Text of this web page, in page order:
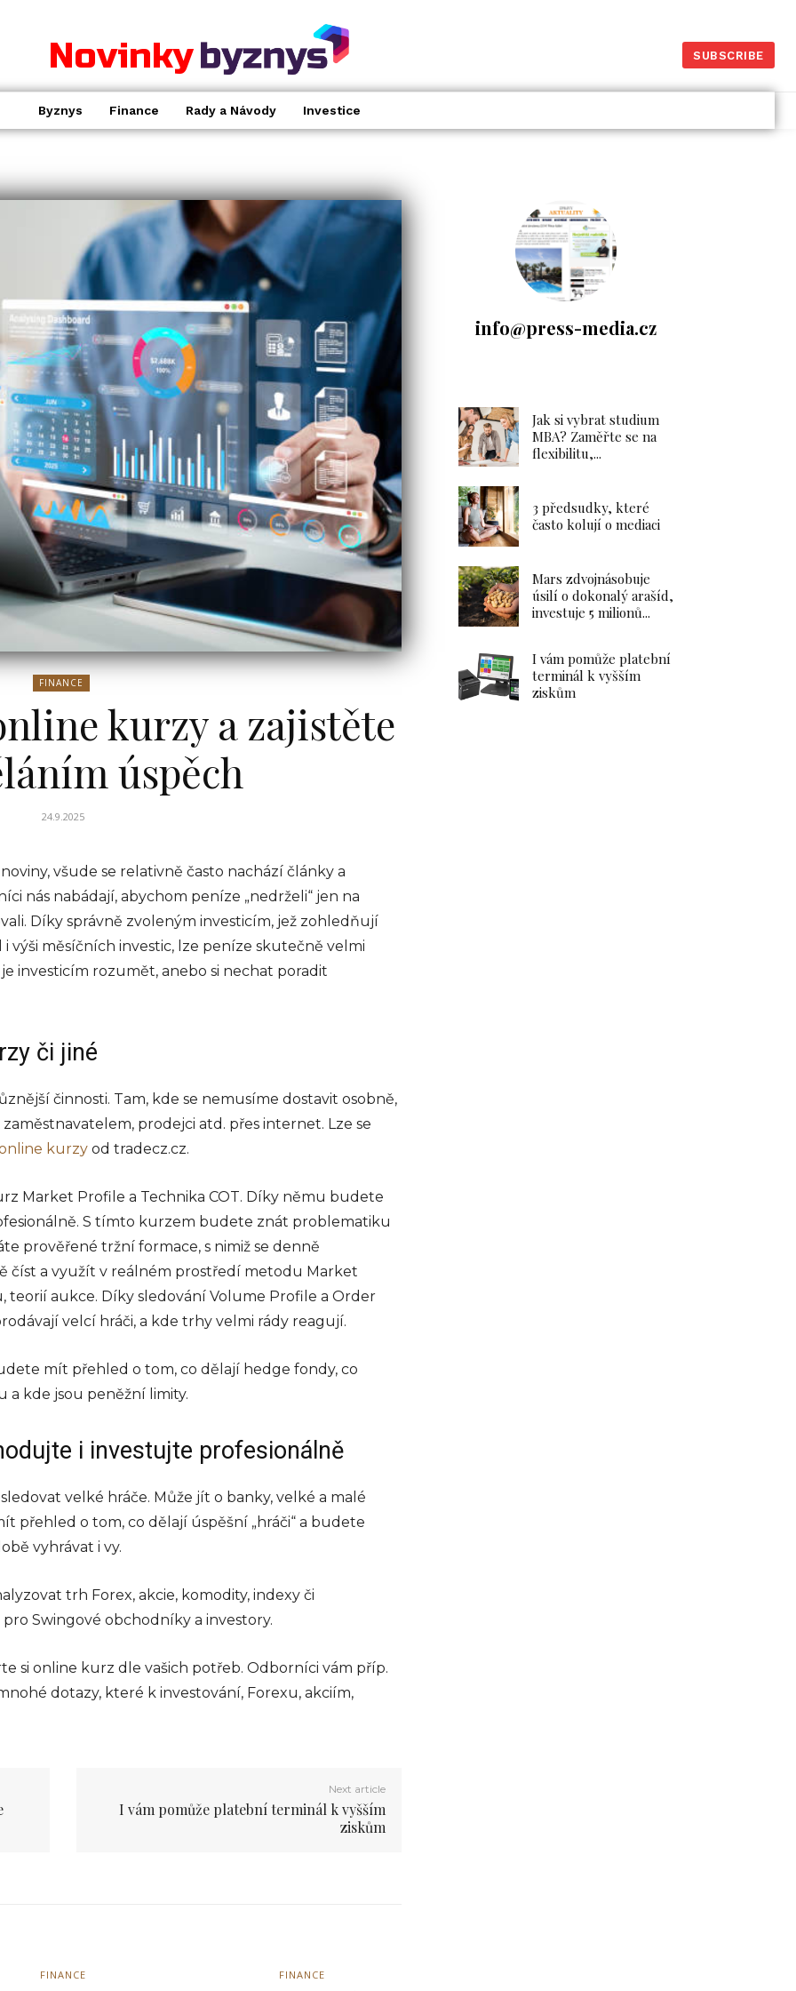
v
BYZNYS
Politika EU při zdanění energie
není v souladu s cíli v oblasti
klimatu
Katka 1.2.2022
Dlouhodobý investiční
produkt – Portu vs.
26.1.2025
produkt – Portu vs.
Fondee
Investice 26.1.2025
Bydlení
se
BYZNYS
Koučink, firemní
koučink a
manažerský
koučink
Firemní koučink představuje
účinný nástroj pro systematický
rozvoj pracovníků a zvyšování
výkonnosti organizací. Jde o
strukturovaný proces, který
info@press-media.cz 26.5.2025
Interiér
Zahrada
Dlouhodobý
investiční
produkt – Portu
Novinky SUBSCRIBE
Byznys Finance Rady a Návody Investice
FINANCE
kurzy a zajistěte
úspěch
24.9.2025
všude se relativně často nachází články a
nás nabádají, abychom peníze „nedrželi“ jen na
Díky správně zvoleným investicím, jež zohledňují
výši měsíčních investic, lze peníze skutečně velmi
investicím rozumět, anebo si nechat poradit
či jiné
činnosti. Tam, kde se nemusíme dostavit osobně,
prodejci atd. přes internet. Lze se
kurzy od tradecz.cz.
Market Profile a Technika COT. Díky němu budete
S tímto kurzem budete znát problematiku
prověřené tržní formace, s nimiž se denně
číst a využít v reálném prostředí metodu Market
aukce. Díky sledování Volume Profile a Order
velcí hráči, a kde trhy velmi rády reagují.
mít přehled o tom, co dělají hedge fondy, co
a kde jsou peněžní limity.
i investujte profesionálně
velké hráče. Může jít o banky, velké a malé
přehled o tom, co dělají úspěšní „hráči“ a budete
vyhrávat i vy.
trh Forex, akcie, komodity, indexy či
Swingové obchodníky a investory.
si online kurz dle vašich potřeb. Odborníci vám příp.
dotazy, které k investování, Forexu, akciím,
Next article
I vám pomůže platební terminál k vyšším
ziskům
info@press-media.cz
Jak si vybrat studium
MBA? Zaměřte se na
flexibilitu,...
3 předsudky, které
často kolují o mediaci
Mars zdvojnásobuje
úsilí o dokonalý arašíd,
investuje 5 milionů...
I vám pomůže platební
terminál k vyšším
ziskům
FINANCE FINANCE